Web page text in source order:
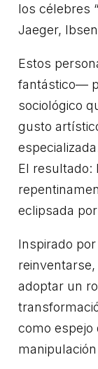
los célebres
Jaeger,
Estos
fantástico—
sociológico
gusto
El resultado:
eclipsada
Inspirado
adoptar un
como espejo